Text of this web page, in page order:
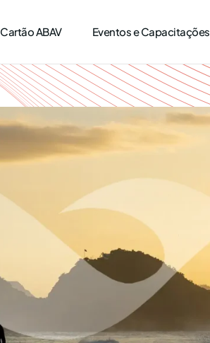
Cartão ABAV Eventos e Capacitações